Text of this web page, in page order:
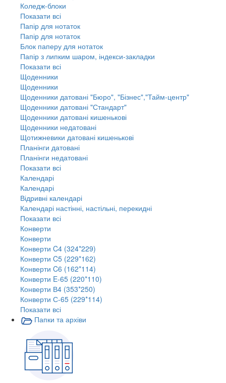
Коледж-блоки
Показати всі
Папір для нотаток
Папір для нотаток
Блок паперу для нотаток
Папір з липким шаром, індекси-закладки
Показати всі
Щоденники
Щоденники
Щоденники датовані "Бюро", "Бізнес","Тайм-центр"
Щоденники датовані "Стандарт"
Щоденники датовані кишенькові
Щоденники недатовані
Щотижневики датовані кишенькові
Планінги датовані
Планінги недатовані
Показати всі
Календарі
Календарі
Відривні календарі
Календарі настінні, настільні, перекидні
Показати всі
Конверти
Конверти
Конверти C4 (324*229)
Конверти C5 (229*162)
Конверти C6 (162*114)
Конверти E-65 (220*110)
Конверти В4 (353*250)
Конверти С-65 (229*114)
Показати всі
Папки та архіви